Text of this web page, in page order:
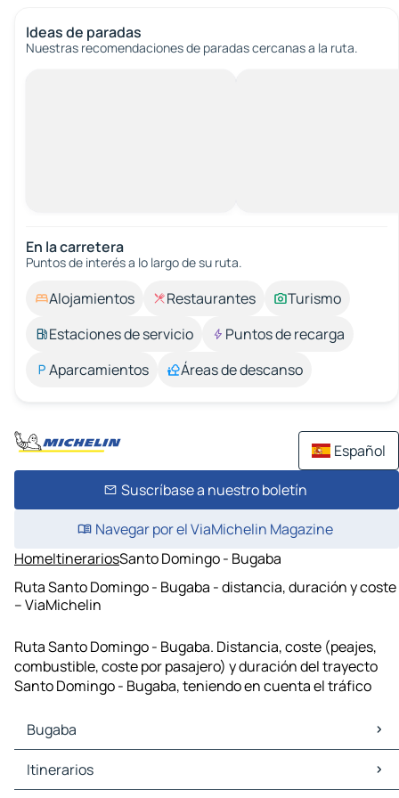
Ideas de paradas
Nuestras recomendaciones de paradas cercanas a la ruta.
En la carretera
Puntos de interés a lo largo de su ruta.
Alojamientos Restaurantes
Turismo
Estaciones de servicio
Puntos de recarga
Aparcamientos
Áreas de descanso
Español
Suscríbase a nuestro boletín
Navegar por el ViaMichelin Magazine
HomeItinerariosSanto Domingo - Bugaba
Ruta Santo Domingo - Bugaba - distancia, duración y coste
– ViaMichelin
Ruta Santo Domingo - Bugaba. Distancia, coste (peajes,
combustible, coste por pasajero) y duración del trayecto
Santo Domingo - Bugaba, teniendo en cuenta el tráfico
Bugaba
Bugaba Mapas Planos
Bugaba Trafico
Itinerarios